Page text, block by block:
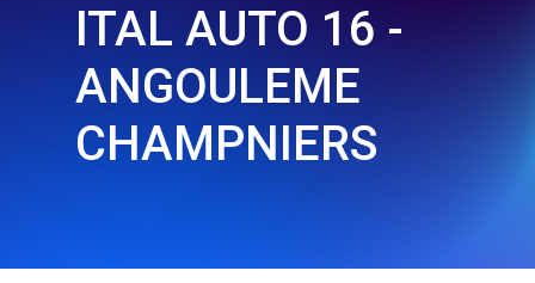
ITAL AUTO 16 -
ANGOULEME
CHAMPNIERS